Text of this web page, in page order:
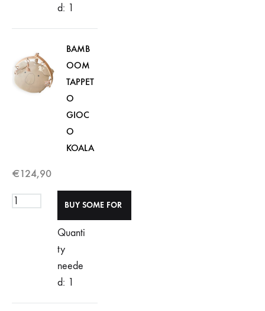
d: 1
BAMB
OOM
TAPPET
O
GIOC
O
KOALA
€124,90
Quanti
ty
neede
d: 1